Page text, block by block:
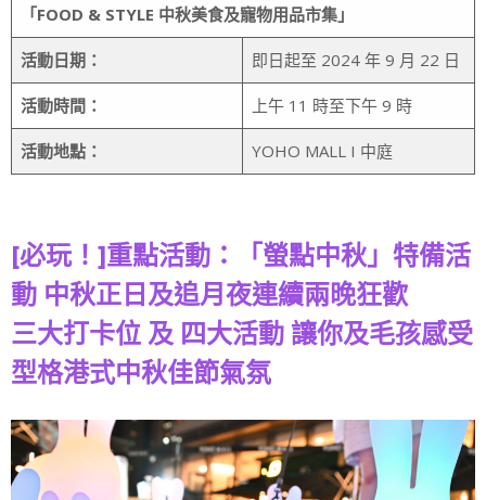
「FOOD & STYLE 中秋美食及寵物用品市集」
活動日期： 即日起至 2024 年 9 月 22 日
活動時間： 上午 11 時至下午 9 時
活動地點： YOHO MALL I 中庭
[必玩！]重點活動：「螢點中秋」特備活
動 中秋正日及追月夜連續兩晚狂歡
三大打卡位 及 四大活動 讓你及毛孩感受
型格港式中秋佳節氣氛